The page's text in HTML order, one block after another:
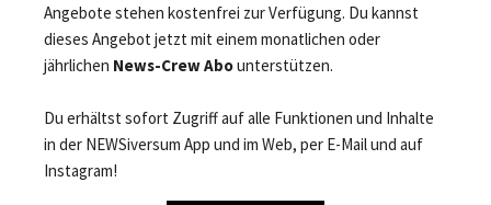
Angebote stehen kostenfrei zur Verfügung. Du kannst
dieses Angebot jetzt mit einem monatlichen oder
jährlichen News-Crew Abounterstützen.
Du erhältst sofort Zugriff auf alle Funktionen und Inhalte
in der NEWSiversum App und im Web, per E-Mail und auf
Instagram!